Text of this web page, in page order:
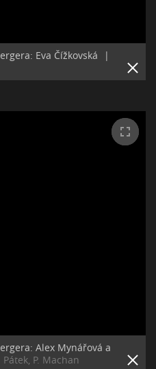
Eva Čížkovská
|
Alex Mynářová a
Pátek, P. Machan